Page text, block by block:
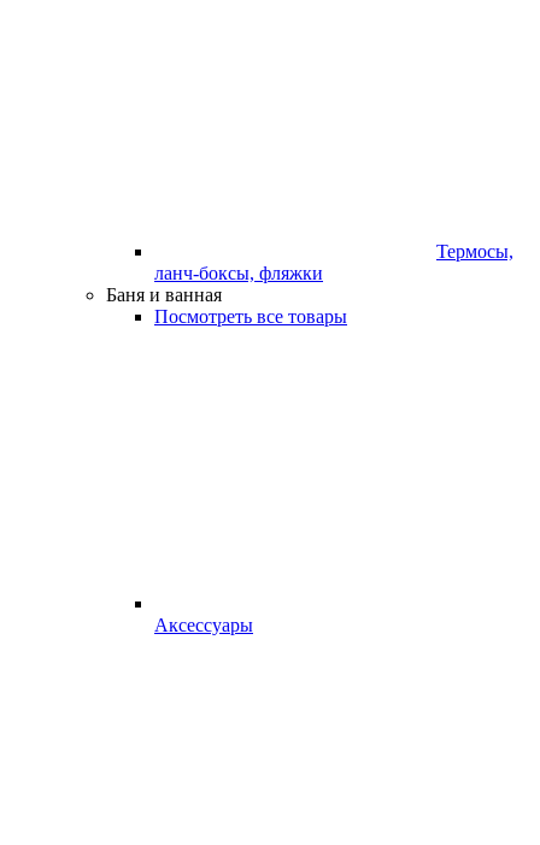
Термосы,
ланч-боксы, фляжки
Баня и ванная
Посмотреть все товары
Аксессуары